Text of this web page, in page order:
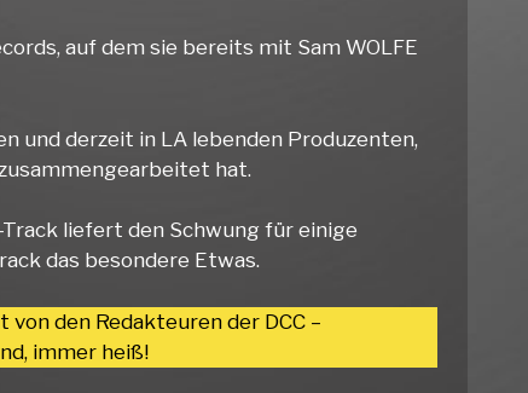
auf dem sie bereits mit Sam WOLFE
und derzeit in LA lebenden Produzenten,
hat.
liefert den Schwung für einige
das besondere Etwas.
den Redakteuren der DCC –
immer heiß!